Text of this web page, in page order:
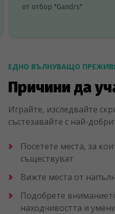
от отбор "Gandrs"
ЕДНО ВЪЛНУВАЩО
Причини да
Играйте, изследвайте
състезавайте с най-
Посетете места, за
съществуват
Вижте места от
Подобрете
находчивостта и